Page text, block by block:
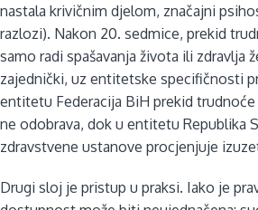
nastala krivičnim djelom, značajni
razlozi). Nakon 20. sedmice, prekid
samo radi spašavanja života ili zdravlja
zajednički, uz entitetske specifičnosti
entitetu Federacija BiH prekid
ne odobrava, dok u entitetu Republika
zdravstvene ustanove procjenjuje
Drugi sloj je pristup u praksi. Iako je